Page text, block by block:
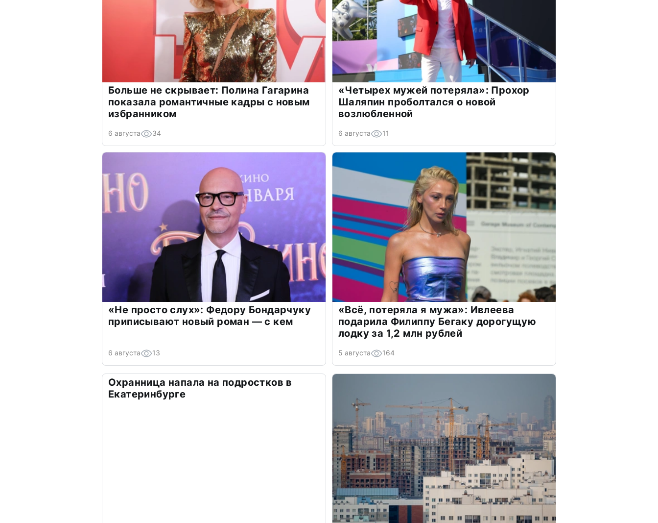
Больше не скрывает: Полина Гагарина
показала романтичные кадры с новым
избранником
6 августа 34
«Четырех мужей потеряла»: Прохор
Шаляпин проболтался о новой
возлюбленной
6 августа 11
«Не просто слух»: Федору Бондарчуку
приписывают новый роман — с кем
6 августа 13
«Всё, потеряла я мужа»: Ивлеева
подарила Филиппу Бегаку дорогущую
лодку за 1,2 млн рублей
5 августа 164
Охранница напала на подростков в
Екатеринбурге